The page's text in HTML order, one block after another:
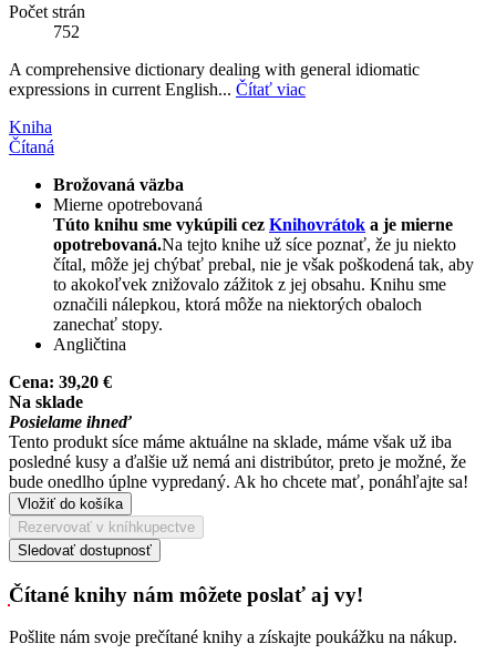
Počet strán
752
A comprehensive dictionary dealing with general idiomatic
expressions in current English... Čítať viac
Kniha
Čítaná
Brožovaná väzba
Mierne opotrebovaná
Túto knihu sme vykúpili cez Knihovrátok a je mierne
opotrebovaná.Na tejto knihe už síce poznať, že ju niekto
čítal, môže jej chýbať prebal, nie je však poškodená tak, aby
to akokoľvek znižovalo zážitok z jej obsahu. Knihu sme
označili nálepkou, ktorá môže na niektorých obaloch
zanechať stopy.
Angličtina
Cena: 39,20 €
Na sklade
Posielame ihneď
Tento produkt síce máme aktuálne na sklade, máme však už iba
posledné kusy a ďalšie už nemá ani distribútor, preto je možné, že
bude onedlho úplne vypredaný. Ak ho chcete mať, ponáhľajte sa!
Vložiť do košíka
Rezervovať v kníhkupectve
Sledovať dostupnosť
Čítané knihy nám môžete poslať aj vy!
Pošlite nám svoje prečítané knihy a získajte poukážku na nákup.